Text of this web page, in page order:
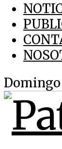
Domingo